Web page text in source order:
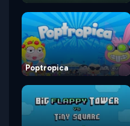
Poptropica